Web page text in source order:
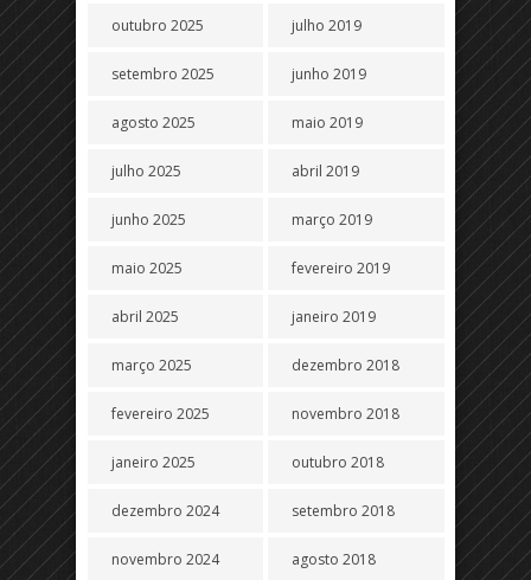
outubro 2025
setembro 2025
agosto 2025
julho 2025
junho 2025
maio 2025
abril 2025
março 2025
fevereiro 2025
janeiro 2025
dezembro 2024
novembro 2024
julho 2019
junho 2019
maio 2019
abril 2019
março 2019
fevereiro 2019
janeiro 2019
dezembro 2018
novembro 2018
outubro 2018
setembro 2018
agosto 2018